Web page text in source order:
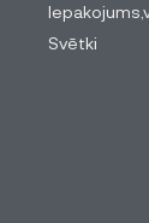
Svētki